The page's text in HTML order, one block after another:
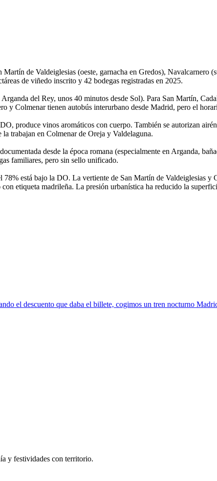
de Valdeiglesias (oeste, garnacha en Gredos), Navalcarnero
de viñedo inscrito y 42 bodegas registradas en 2025.
del Rey, unos 40 minutos desde Sol). Para San Martín,
y Colmenar tienen autobús interurbano desde Madrid, pero el
produce vinos aromáticos con cuerpo. También se autorizan
trabajan en Colmenar de Oreja y Valdelaguna.
desde la época romana (especialmente en Arganda,
familiares, pero sin sello unificado.
está bajo la DO. La vertiente de San Martín de Valdeiglesias y
etiqueta madrileña. La presión urbanística ha reducido la
el descuento que daba el billete, cogimos un tren nocturno
y festividades con territorio.